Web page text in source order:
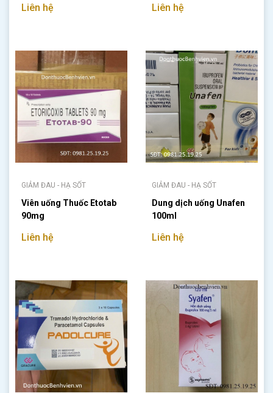
Liên hệ Liên hệ
GIẢM ĐAU - HẠ SỐT
Viên uống Thuốc Etotab
90mg
Liên hệ
GIẢM ĐAU - HẠ SỐT
Dung dịch uống Unafen
100ml
Liên hệ